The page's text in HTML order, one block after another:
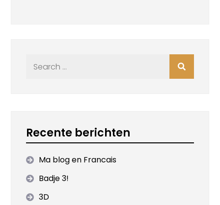
Recente berichten
Ma blog en Francais
Badje 3!
3D